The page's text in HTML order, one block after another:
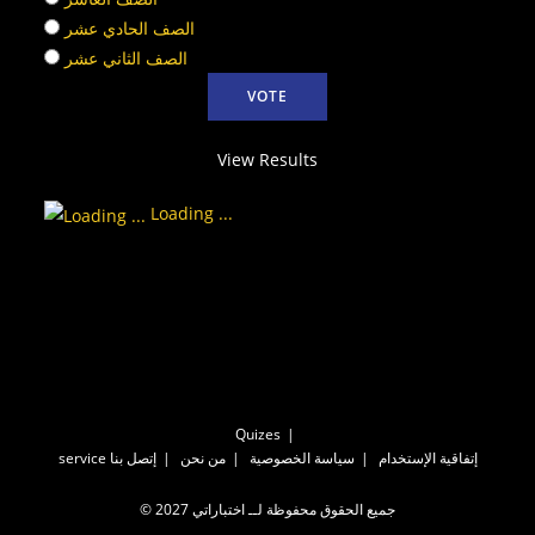
الصف الحادي عشر
الصف الثاني عشر
View Results
Loading ...
Quizes
service إتصل بنا من نحن سياسة الخصوصية إتفاقية الإستخدام
© جميع الحقوق محفوظة لــ اختباراتي 2027